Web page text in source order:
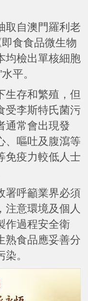
取自澳門羅利老
食食品微生物
均檢出單核細胞
平。
生存和繁殖，但
受李斯特氏菌污
通常會出現發
、嘔吐及腹瀉等
免疫力較低人士
署呼籲業界必須
注意環境及個人
作過程安全衛
熟食品應妥善分
。